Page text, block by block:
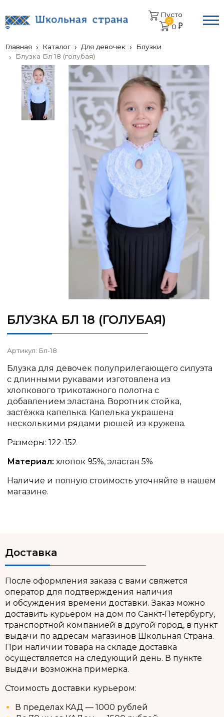
Пусто
0
0
Главная Каталог Для девочек
Блузки
Блузка Бл 18 (голубая)
БЛУЗКА БЛ 18 (ГОЛУБАЯ)
Артикул: Бл-18
Блузка для девочек полуприлегающего силуэта
с длинными рукавами изготовлена из
хлопкового трикотажного полотна с
добавлением эластана. Воротник стойка,
застёжка капелька. Капелька украшена
несколькими рядами рюшей из кружева.
Размеры: 122-152
Материал: хлопок 95%, эластан 5%
Наличие и полную стоимость уточняйте в нашем
магазине.
Доставка
После оформления заказа с вами свяжется
оператор для подтверждения наличия
и обсуждения времени доставки. Заказ можно
доставить курьером на дом по Санкт‑Петербургу,
транспортной компанией в другой город, в пункт
выдачи по адресам магазинов Школьная Страна.
При наличии товара на складе доставка
осуществляется на следующий день. В пункте
выдачи возможна примерка.
Стоимость доставки курьером:
В пределах КАД — 1000 рублей